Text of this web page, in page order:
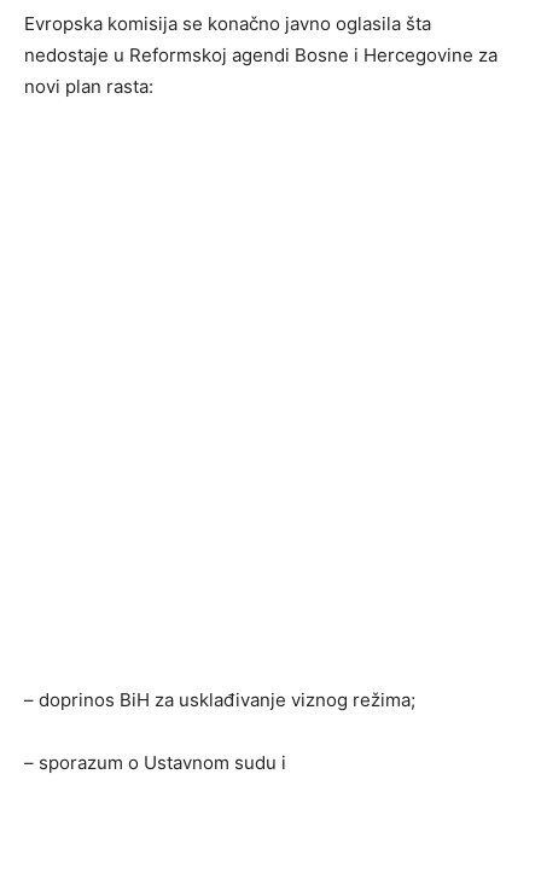
Evropska komisija se konačno javno oglasila šta
nedostaje u Reformskoj agendi Bosne i Hercegovine za
novi plan rasta:
– doprinos BiH za usklađivanje viznog režima;
– sporazum o Ustavnom sudu i